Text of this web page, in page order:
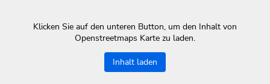
Klicken Sie auf den unteren Button, um den Inhalt von
Openstreetmaps Karte zu laden.
Inhalt laden